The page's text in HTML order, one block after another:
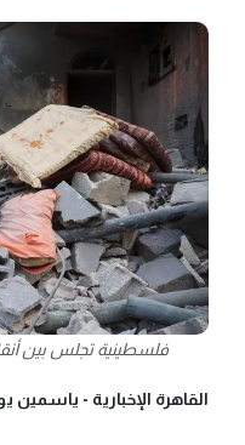
فلسطينية تجلس بين
القاهرة الإخبارية - ياسمين